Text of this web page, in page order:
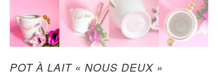
POT À LAIT « NOUS DEUX »